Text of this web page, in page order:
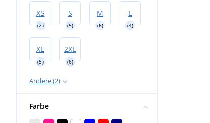
XS
(2)
S
(5)
M
(6)
L
(4)
XL
(5)
2XL
(6)
Andere (2)
Farbe